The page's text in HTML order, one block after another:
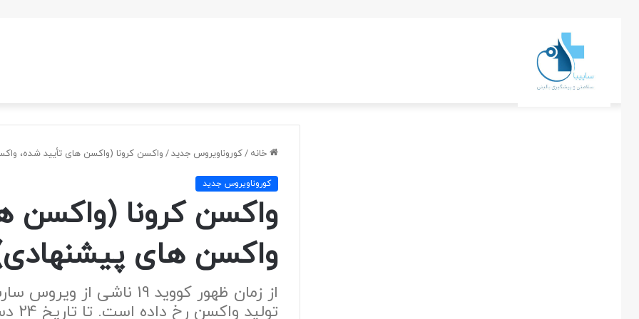
خانه /کوروناویروس جدید/ واکسن کرونا (واکسن های تأیید شده،
کوروناویروس جدید
واکسن کرونا (واکسن
واکسن های